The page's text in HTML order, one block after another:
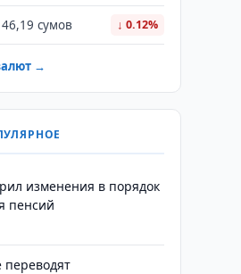
сумов ↓ 0.12%
→
изменения в порядок
пенсий
переводят